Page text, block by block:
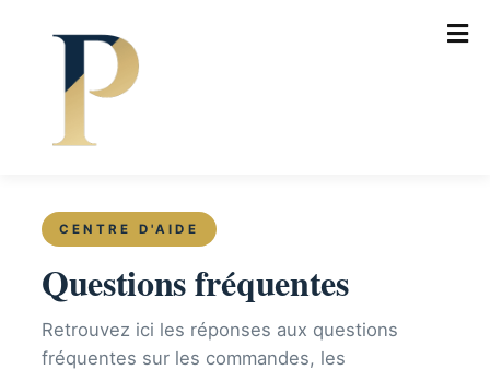
CENTRE D'AIDE
Questions fréquentes
Retrouvez ici les réponses aux questions
fréquentes sur les commandes, les